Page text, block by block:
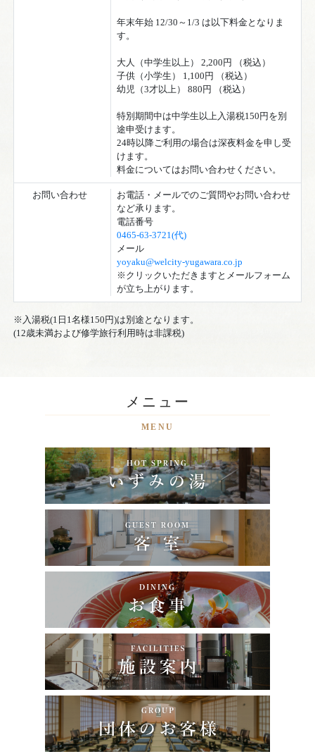
年末年始 12/30～1/3 は以下料金となりま
す。
大人（中学生以上） 2,200円 （税込）
子供（小学生） 1,100円 （税込）
幼児（3才以上） 880円 （税込）
特別期間中は中学生以上入湯税150円を別
途申受けます。
24時以降ご利用の場合は深夜料金を申し受
けます。
料金についてはお問い合わせください。
お問い合わせ
お電話・メールでのご質問やお問い合わせ
など承ります。
電話番号
0465-63-3721(代)
メール
yoyaku@welcity-yugawara.co.jp
※クリックいただきますとメールフォーム
が立ち上がります。
※入湯税(1日1名様150円)は別途となります。
(12歳未満および修学旅行利用時は非課税)